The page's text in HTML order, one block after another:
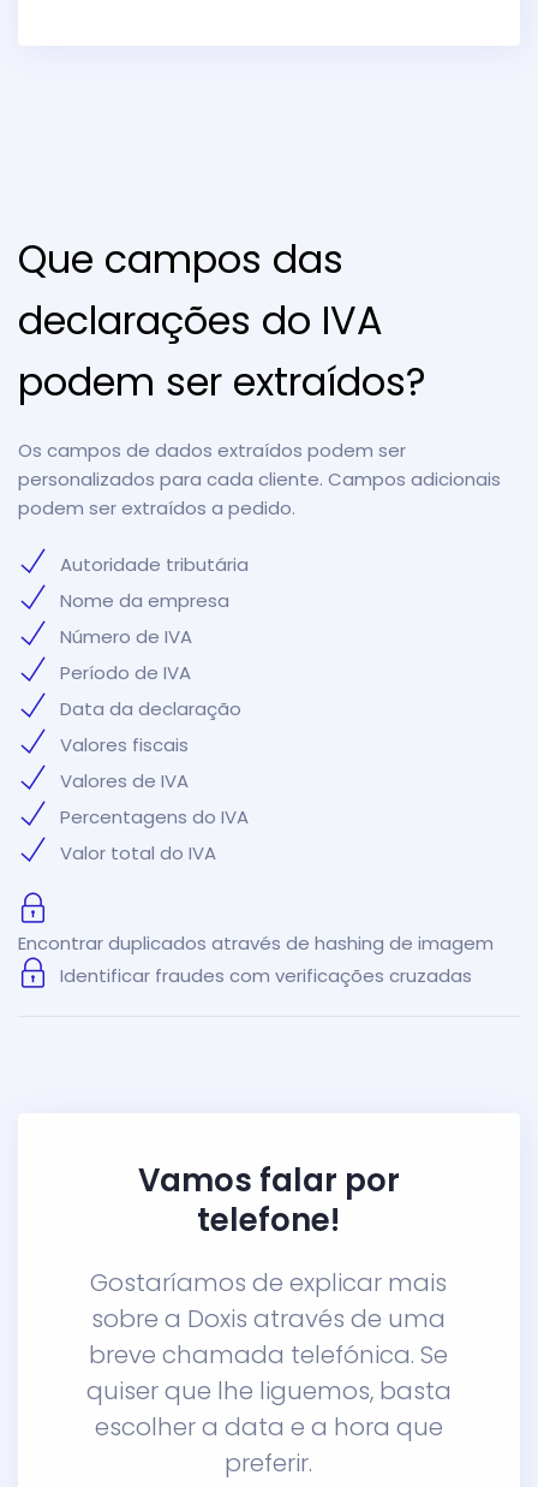
Que campos das
declarações do IVA
podem ser extraídos?
Os campos de dados extraídos podem ser
personalizados para cada cliente. Campos adicionais
podem ser extraídos a pedido.
Autoridade tributária
Nome da empresa
Número de IVA
Período de IVA
Data da declaração
Valores fiscais
Valores de IVA
Percentagens do IVA
Valor total do IVA
Encontrar duplicados através de hashing de imagem
Identificar fraudes com verificações cruzadas
Vamos falar por
telefone!
Gostaríamos de explicar mais
sobre a Doxis através de uma
breve chamada telefónica. Se
quiser que lhe liguemos, basta
escolher a data e a hora que
preferir.